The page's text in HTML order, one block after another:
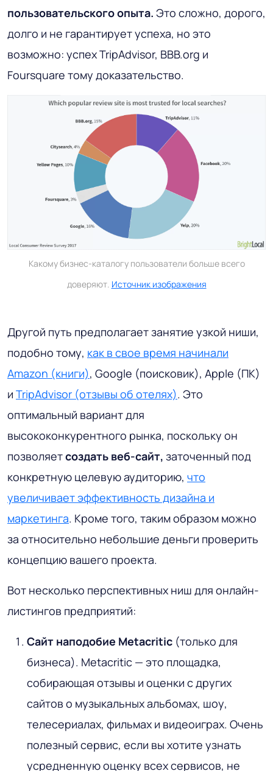
пользовательского опыта. Это сложно, дорого,
долго и не гарантирует успеха, но это
возможно: успех TripAdvisor, BBB.org и
Foursquare тому доказательство.
Какому бизнес-каталогу пользователи больше всего
доверяют. Источник изображения
Другой путь предполагает занятие узкой ниши,
подобно тому, как в свое время начинали
Amazon (книги), Google (поисковик), Apple (ПК)
и TripAdvisor (отзывы об отелях). Это
оптимальный вариант для
высококонкурентного рынка, поскольку он
позволяетсоздать веб-сайт, заточенный под
конкретную целевую аудиторию, что
увеличивает эффективность дизайна и
маркетинга. Кроме того, таким образом можно
за относительно небольшие деньги проверить
концепцию вашего проекта.
Вот несколько перспективных ниш для онлайн-
листингов предприятий:
Сайт наподобие Metacritic (только для
бизнеса). Metacritic — это площадка,
собирающая отзывы и оценки с других
сайтов о музыкальных альбомах, шоу,
телесериалах, фильмах и видеоиграх. Очень
полезный сервис, если вы хотите узнать
усредненную оценку всех сервисов, не